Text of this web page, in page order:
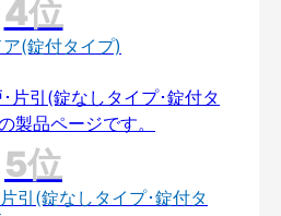
(錠付タイプ)
引(錠なしタイプ･錠付タ